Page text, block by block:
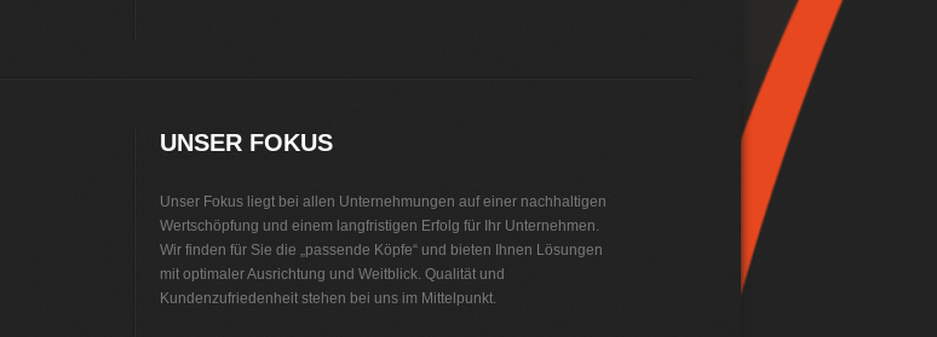
UNSER FOKUS
Unser Fokus liegt bei allen Unternehmungen auf einer nachhaltigen
Wertschöpfung und einem langfristigen Erfolg für Ihr Unternehmen.
Wir finden für Sie die „passende Köpfe“ und bieten Ihnen Lösungen
mit optimaler Ausrichtung und Weitblick. Qualität und
Kundenzufriedenheit stehen bei uns im Mittelpunkt.